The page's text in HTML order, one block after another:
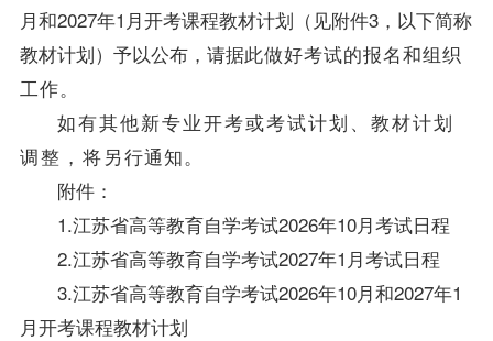
月和2027年1 月开考课程教材计划（见附件3，以下简称
教材计划）予以公布，请据此做好考试的报名和组织
工作。
如有其他新专业开考或考试计划 、教材计划
调整 ， 将另行通知。
附件：
1.江苏省高等教育自学考试2026年10月考试日程
2.江苏省高等教育自学考试2027年1 月考试日程
3.江苏省高等教育自学考试2026年10月和2027年1
月开考课程教材计划